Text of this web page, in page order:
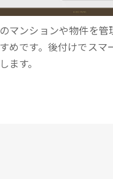
マンションや物件を管
めです。後付けでスマ
ます。